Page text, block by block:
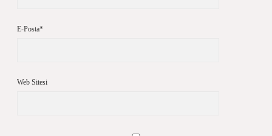
E-Posta*
Web Sitesi